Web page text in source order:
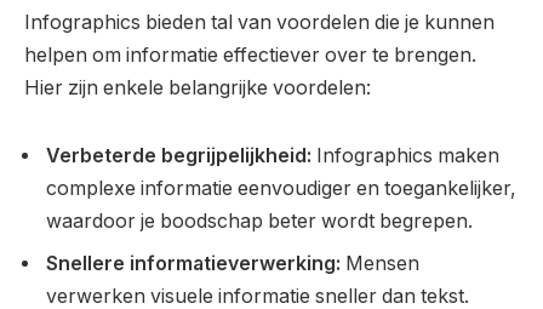
Infographics bieden tal van voordelen die je kunnen
helpen om informatie effectiever over te brengen.
Hier zijn enkele belangrijke voordelen:
Verbeterde begrijpelijkheid: Infographics maken
complexe informatie eenvoudiger en toegankelijker,
waardoor je boodschap beter wordt begrepen.
Snellere informatieverwerking: Mensen
verwerken visuele informatie sneller dan tekst.